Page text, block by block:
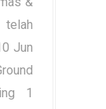
telah
Jun
1